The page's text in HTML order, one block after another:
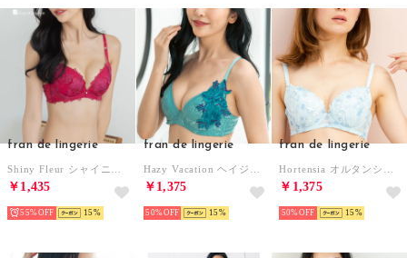
fran de lingerie
￥1,435
55% 15
fran de lingerie
￥1,375
50% 15
fran de lingerie
￥1,375
50% 15